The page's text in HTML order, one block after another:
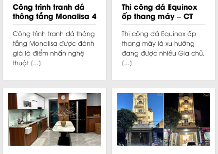
Công trình tranh đá
thông tầng Monalisa 4
tấm – Nhà anh Hải
Công trình tranh đá thông
tầng Monalisa được đánh
giá là điểm nhấn nghệ
thuật [...]
Thi công đá Equinox
ốp thang máy – CT
Anh Sơn Từ Liêm
Thi công đá Equinox ốp
thang máy là xu hướng
đang được nhiều Gia chủ,
[...]